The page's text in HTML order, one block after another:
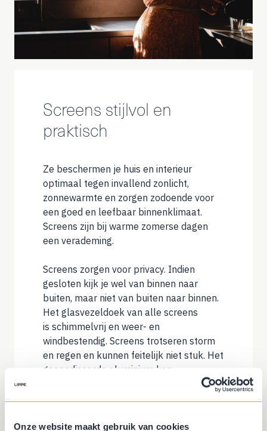
Onze website maakt gebruik van cookies
Screens stijlvol en
praktisch
Ze beschermen je huis en interieur
optimaal tegen invallend zonlicht,
zonnewarmte en zorgen zodoende voor
een goed en leefbaar binnenklimaat.
Screens zijn bij warme zomerse dagen
een verademing.
Screens zorgen voor privacy. Indien
gesloten kijk je wel van binnen naar
buiten, maar niet van buiten naar binnen.
Het glasvezeldoek van alle screens
is schimmelvrij en weer- en
windbestendig. Screens trotseren storm
en regen en kunnen feitelijk niet stuk. Het
geanodiseerde aluminium kan
geleverd worden.